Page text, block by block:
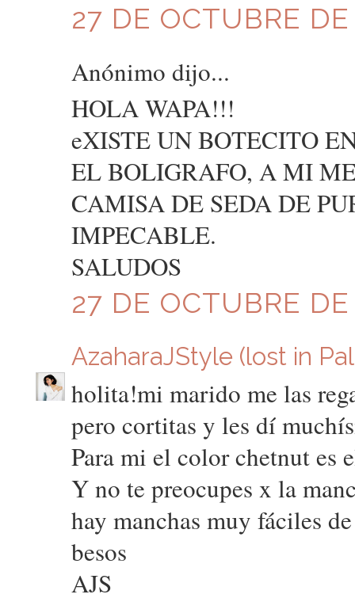
27 DE OCTUBRE
Anónimo dijo...
HOLA WAPA!!!
eXISTE UN BOTECITO
EL BOLIGRAFO, A MI
CAMISA DE SEDA DE
IMPECABLE.
SALUDOS
27 DE OCTUBRE
AzaharaJStyle (lost in
holita!mi marido me las
pero cortitas y les dí
Para mi el color chetnut es
Y no te preocupes x la
hay manchas muy fáciles
besos
AJS